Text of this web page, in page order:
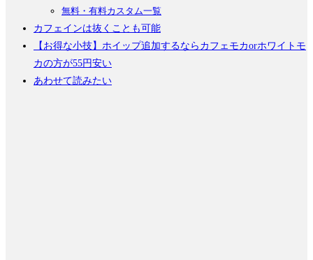
無料・有料カスタム一覧
カフェインは抜くことも可能
【お得な小技】ホイップ追加するならカフェモカorホワイトモ
カの方が55円安い
あわせて読みたい